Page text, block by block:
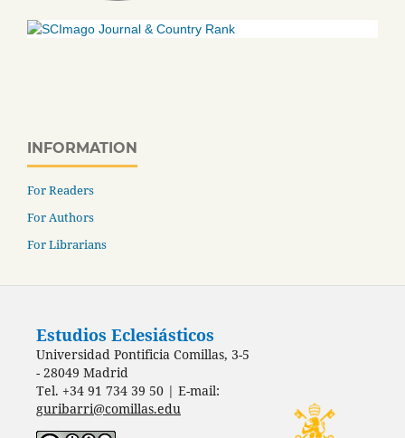
INFORMATION
For Readers
For Authors
For Librarians
Estudios Eclesiásticos
Universidad Pontificia Comillas, 3-5
- 28049 Madrid
Tel. +34 91 734 39 50 | E-mail:
guribarri@comillas.edu